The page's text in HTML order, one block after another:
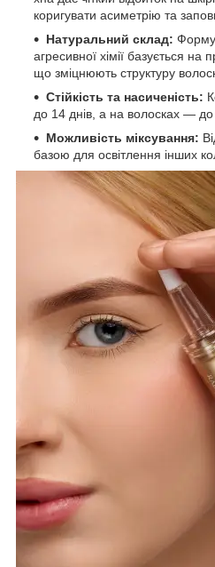
коригувати асиметрію та
Натуральний склад:
агресивної хімії базується на
що зміцнюють структуру
Стійкість та насиченість:
до 14 днів, а на волосках — до
Можливість міксування:
базою для освітлення інших